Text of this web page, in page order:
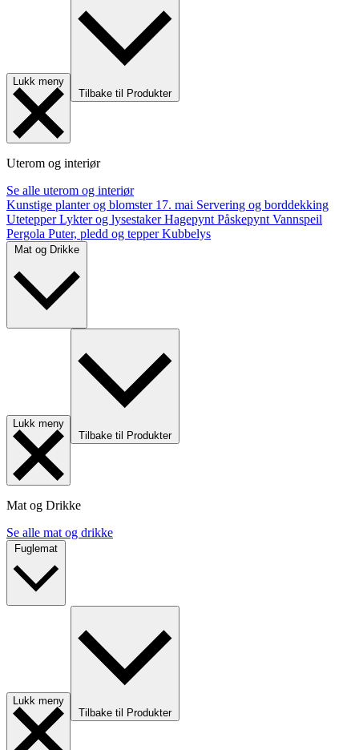
Lukk meny
Tilbake til Produkter
Uterom og interiør
Se alle uterom og interiør
Kunstige planter og blomster 17. mai Servering og borddekking
UtetepperLykter og lysestakerHagepynt Påskepynt Vannspeil
Pergola Puter, pledd og tepperKubbelys
Lukk meny
Tilbake til Produkter
Mat og Drikke
Se alle mat og drikke
Lukk meny
Tilbake til Produkter